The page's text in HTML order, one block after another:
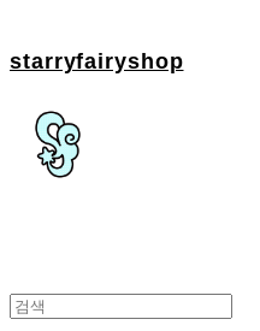
starryfairyshop